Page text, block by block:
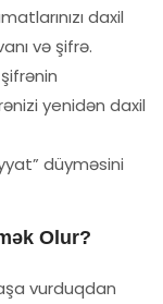
daxil
və şifrə.
yenidən daxil
düyməsini
Olur?
vurduqdan